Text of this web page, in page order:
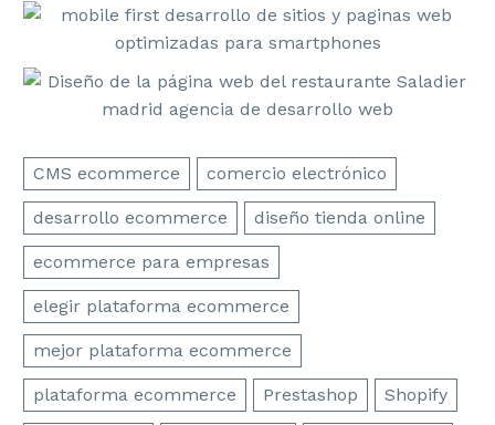
CMS ecommerce comercio electrónico
desarrollo ecommerce diseño tienda online
ecommerce para empresas
elegir plataforma ecommerce
mejor plataforma ecommerce
plataforma ecommerce Prestashop Shopify